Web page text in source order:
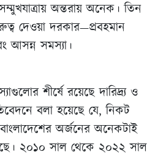
অন্তরায় অনেক। তিন
দেওয়া দরকার—প্রবহমান
আসন্ন সমস্যা।
শীর্ষে রয়েছে দারিদ্র্য ও
বলা হয়েছে যে, নিকট
অর্জনের অনেকটাই
২০১০ সাল থেকে ২০২২ সাল